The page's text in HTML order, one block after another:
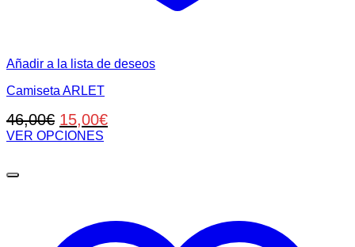
Añadir a la lista de deseos
Camiseta ARLET
46,00€ El
precio
15,00€El
VER OPCIONES
tiene